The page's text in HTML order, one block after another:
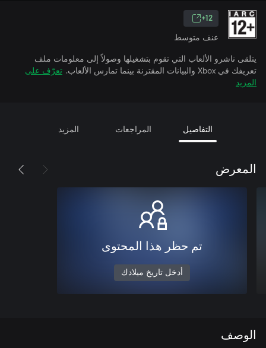
12+
عنف متوسط
يتلقى ناشرو الألعاب التي تقوم بتشغيلها وصولاً إلى معلومات ملف
تعريفك في Xbox والبيانات المقترنة بينما تمارس الألعاب.
تعرّف على
المزيد
التفاصيل المراجعات المزيد
المعرض
تم حظر هذا المحتوى
أدخل تاريخ ميلادك
الوصف